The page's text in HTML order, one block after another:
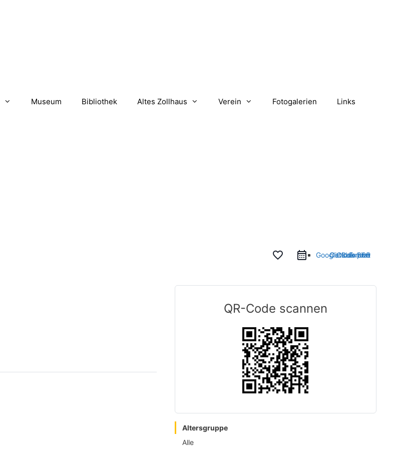
Museum Bibliothek Altes Zollhaus Verein Fotogalerien Links
favorite_border iCal Export
Google Calendar
Outlook 365
Outlook Live
QR-Code scannen
Altersgruppe
Alle